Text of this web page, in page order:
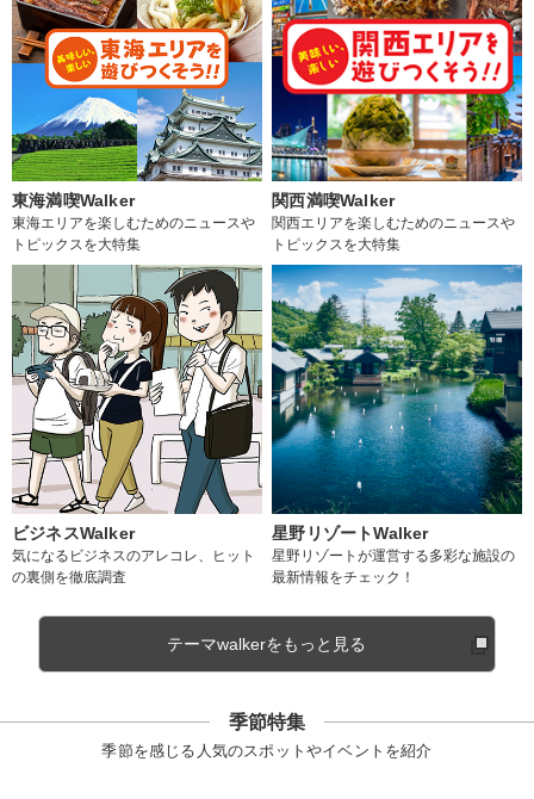
東海満喫Walker
東海エリアを楽しむためのニュースや
トピックスを大特集
関西満喫Walker
関西エリアを楽しむためのニュースや
トピックスを大特集
ビジネスWalker
気になるビジネスのアレコレ、ヒット
の裏側を徹底調査
星野リゾートWalker
星野リゾートが運営する多彩な施設の
最新情報をチェック！
テーマwalkerをもっと見る
季節特集
季節を感じる人気のスポットやイベントを紹介